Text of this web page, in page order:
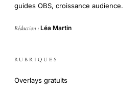
guides OBS, croissance audience.
Rédaction : Léa Martin
RUBRIQUES
Overlays gratuits